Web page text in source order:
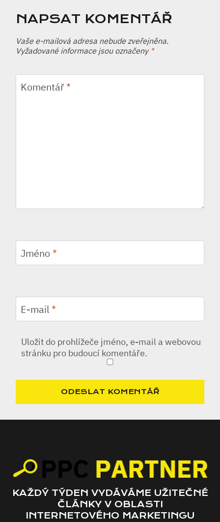
NAPSAT KOMENTÁŘ
Vaše e-mailová adresa nebude zveřejněna.
Vyžadované informace jsou označeny *
Komentář*
Jméno *
E-mail *
Uložit do prohlížeče jméno, e-mail a webovou
stránku pro budoucí komentáře.
KAŽDÝ TÝDEN VYDÁVÁME UŽITEČNÉ
ČLÁNKY V OBLASTI
INTERNETOVÉHO MARKETINGU